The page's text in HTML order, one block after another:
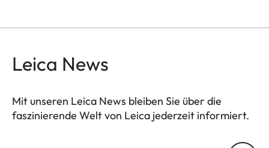
Leica News
Mit unseren Leica News bleiben Sie über die
faszinierende Welt von Leica jederzeit informiert.